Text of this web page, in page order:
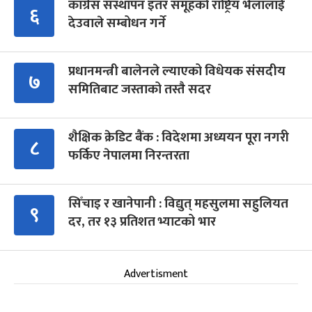
६
कांग्रेस संस्थापन इतर समूहको राष्ट्रिय भेलालाई
देउवाले सम्बोधन गर्ने
७
प्रधानमन्त्री बालेनले ल्याएको विधेयक संसदीय
समितिबाट जस्ताको तस्तै सदर
८
शैक्षिक क्रेडिट बैंक : विदेशमा अध्ययन पूरा नगरी
फर्किए नेपालमा निरन्तरता
९
सिँचाइ र खानेपानी : विद्युत् महसुलमा सहुलियत
दर, तर १३ प्रतिशत भ्याटको भार
Advertisment